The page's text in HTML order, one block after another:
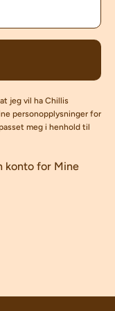
jeg vil ha Chillis
personopplysninger for
meg i henhold til
konto for Mine